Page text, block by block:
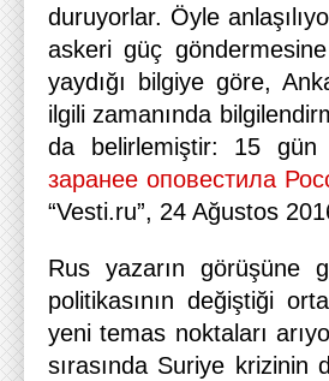
duruyorlar. Öyle
askeri güç göndermesine
yaydığı bilgiye göre,
ilgili zamanında
da belirlemiştir: 15
заранее оповестила
“Vesti.ru”, 24 Ağustos
Rus yazarın görüşüne
politikasının değiştiği
yeni temas noktaları
sırasında Suriye krizinin